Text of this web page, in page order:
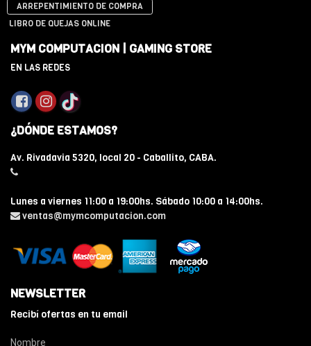
ARREPENTIMIENTO DE COMPRA
LIBRO DE QUEJAS ONLINE
MYM COMPUTACION | GAMING STORE
EN LAS REDES
¿DÓNDE ESTAMOS?
Av. Rivadavia 5320, local 20 - Caballito, CABA.
Lunes a viernes 11:00 a 19:00hs. Sábado 10:00 a 14:00hs.
ventas@mymcomputacion.com
NEWSLETTER
Recibí ofertas en tu email